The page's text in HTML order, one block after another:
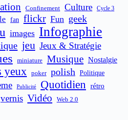
Confinement Culture Cycle 3
fan flickr Fun geek
images Infographie
jeu Jeux & Stratégie
miniature Musique Nostalgie
yeux poker polish Politique
Publicité Quotidien
rétro
vernis Vidéo Web 2.0